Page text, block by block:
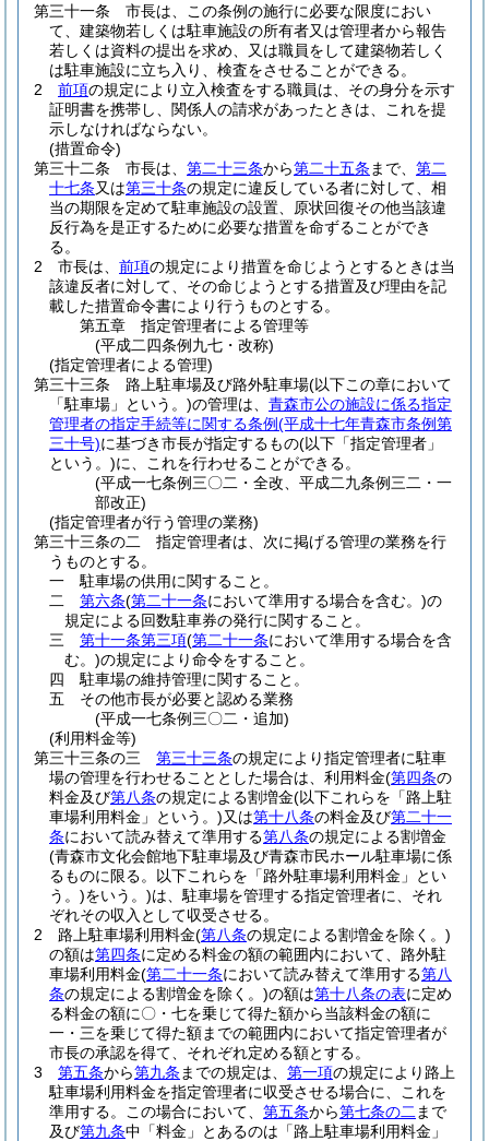
第三十一条
市長は、この条例の施行に必要な限度におい
て、建築物若しくは駐車施設の所有者又は管理者から報告
若しくは資料の提出を求め、又は職員をして建築物若しく
は駐車施設に立ち入り、検査をさせることができる。
2
前項の規定により立入検査をする職員は、その身分を示す
証明書を携帯し、関係人の請求があったときは、これを提
示しなければならない。
(措置命令)
第三十二条
市長は、 第二十三条から第二十五条 まで、 第二
十七条又は第三十条の規定に違反している者に対して、相
当の期限を定めて駐車施設の設置、原状回復その他当該違
反行為を是正するために必要な措置を命ずることができ
る。
2
市長は、 前項の規定により措置を命じようとするときは当
該違反者に対して、その命じようとする措置及び理由を記
載した措置命令書により行うものとする。
第五章
指定管理者による管理等
(平成二四条例九七・改称)
(指定管理者による管理)
第三十三条
路上駐車場及び路外駐車場(以下この章において
「駐車場」という。)の管理は、 青森市公の施設に係る指定
管理者の指定手続等に関する条例(平成十七年青森市条例第
三十号)に基づき市長が指定するもの(以下「指定管理者」
という。)に、これを行わせることができる。
(平成一七条例三〇二・全改、平成二九条例三二・一
部改正)
(指定管理者が行う管理の業務)
第三十三条の二
指定管理者は、次に掲げる管理の業務を行
うものとする。
一
駐車場の供用に関すること。
二
第六条(第二十一条において準用する場合を含む。)の
規定による回数駐車券の発行に関すること。
三
第十一条第三項(第二十一条において準用する場合を含
む。)の規定により命令をすること。
四
駐車場の維持管理に関すること。
五
その他市長が必要と認める業務
(平成一七条例三〇二・追加)
(利用料金等)
第三十三条の三
第三十三条の規定により指定管理者に駐車
場の管理を行わせることとした場合は、利用料金(第四条の
料金及び第八条の規定による割増金(以下これらを「路上駐
車場利用料金」という。)又は第十八条の料金及び第二十一
条において読み替えて準用する第八条の規定による割増金
(青森市文化会館地下駐車場及び青森市民ホール駐車場に係
るものに限る。以下これらを「路外駐車場利用料金」とい
う。)をいう。)は、駐車場を管理する指定管理者に、それ
ぞれその収入として収受させる。
2
路上駐車場利用料金(第八条の規定による割増金を除く。)
の額は第四条に定める料金の額の範囲内において、路外駐
車場利用料金(第二十一条において読み替えて準用する第八
条の規定による割増金を除く。)の額は第十八条の表に定め
る料金の額に〇・七を乗じて得た額から当該料金の額に
一・三を乗じて得た額までの範囲内において指定管理者が
市長の承認を得て、それぞれ定める額とする。
3
第五条から第九条 までの規定は、 第一項の規定により路上
駐車場利用料金を指定管理者に収受させる場合に、これを
準用する。
この場合において、 第五条から第七条の二 まで
及び第九条中「料金」とあるのは「路上駐車場利用料金」